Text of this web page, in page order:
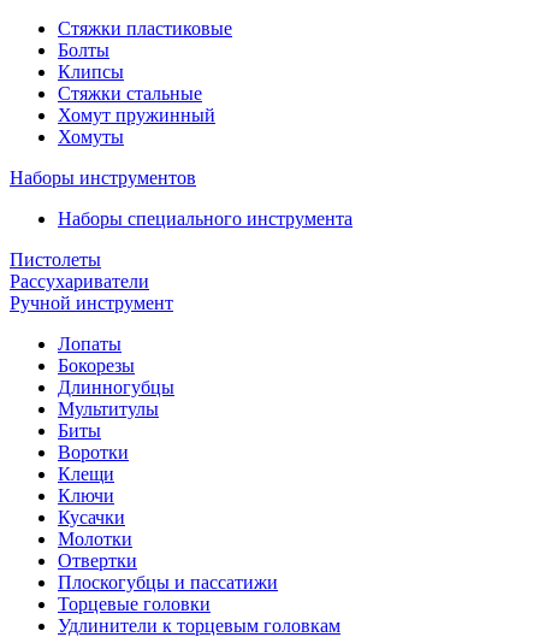
Стяжки пластиковые
Болты
Клипсы
Стяжки стальные
Хомут пружинный
Хомуты
Наборы инструментов
Наборы специального инструмента
Пистолеты
Рассухариватели
Ручной инструмент
Лопаты
Бокорезы
Длинногубцы
Мультитулы
Биты
Воротки
Клещи
Ключи
Кусачки
Молотки
Отвертки
Плоскогубцы и пассатижи
Торцевые головки
Удлинители к торцевым головкам